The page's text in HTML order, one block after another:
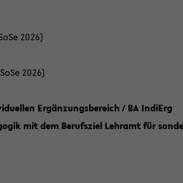
2026)
2026)
Ergänzungsbereich / BA IndiErg
mit dem Berufsziel Lehramt für